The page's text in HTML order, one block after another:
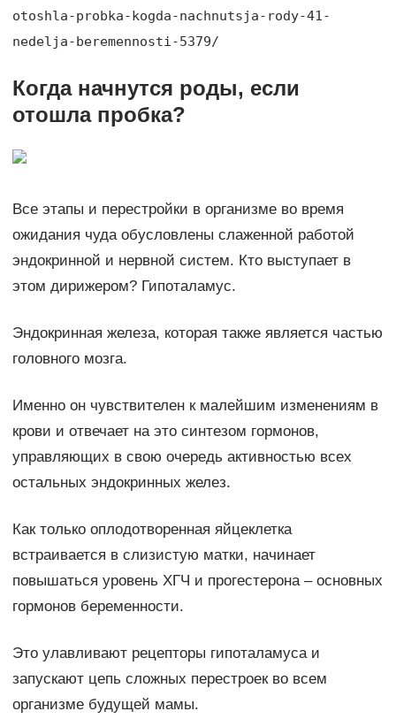
otoshla-probka-kogda-nachnutsja-rody-41-
nedelja-beremennosti-5379/
Когда начнутся роды, если
отошла пробка?
Все этапы и перестройки в организме во время
ожидания чуда обусловлены слаженной работой
эндокринной и нервной систем. Кто выступает в
этом дирижером? Гипоталамус.
Эндокринная железа, которая также является частью
головного мозга.
Именно он чувствителен к малейшим изменениям в
крови и отвечает на это синтезом гормонов,
управляющих в свою очередь активностью всех
остальных эндокринных желез.
Как только оплодотворенная яйцеклетка
встраивается в слизистую матки, начинает
повышаться уровень ХГЧ и прогестерона – основных
гормонов беременности.
Это улавливают рецепторы гипоталамуса и
запускают цепь сложных перестроек во всем
организме будущей мамы.